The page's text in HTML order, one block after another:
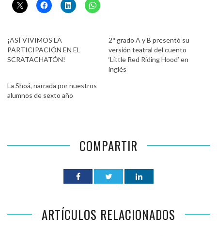
¡ASÍ VIVIMOS LA
PARTICIPACIÓN EN EL
SCRATACHATÓN!
2° grado A y B presentó su
versión teatral del cuento
‘Little Red Riding Hood’ en
inglés
La Shoá, narrada por nuestros
alumnos de sexto año
COMPARTIR
ARTÍCULOS RELACIONADOS